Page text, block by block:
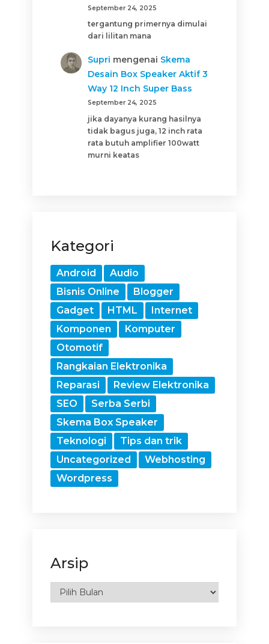
September 24, 2025
tergantung primernya dimulai
dari lilitan mana
Supri mengenai Skema
Desain Box Speaker Aktif 3
Way 12 Inch Super Bass
September 24, 2025
jika dayanya kurang hasilnya
tidak bagus juga, 12 inch rata
rata butuh amplifier 100watt
murni keatas
Kategori
Android
Audio
Bisnis Online
Blogger
Gadget
HTML
Internet
Komponen
Komputer
Otomotif
Rangkaian Elektronika
Reparasi
Review Elektronika
SEO
Serba Serbi
Skema Box Speaker
Teknologi
Tips dan trik
Uncategorized
Webhosting
Wordpress
Arsip
Arsip